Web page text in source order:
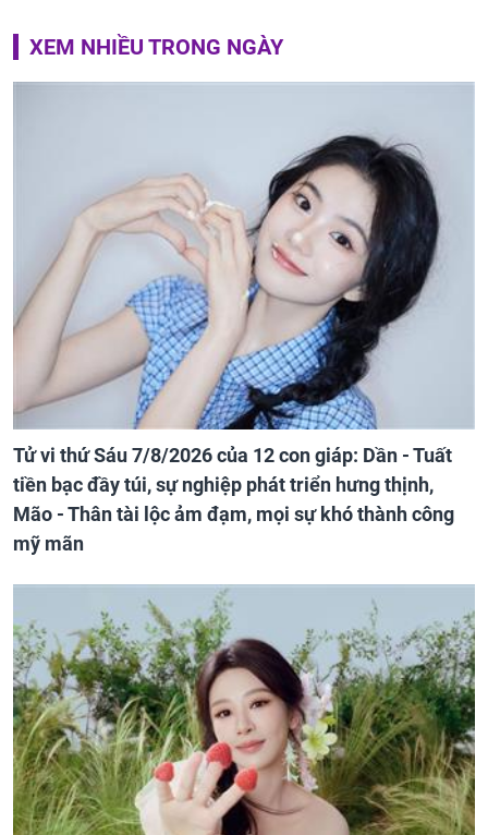
XEM NHIỀU TRONG NGÀY
Tử vi thứ Sáu 7/8/2026 của 12 con giáp: Dần - Tuất
tiền bạc đầy túi, sự nghiệp phát triển hưng thịnh,
Mão - Thân tài lộc ảm đạm, mọi sự khó thành công
mỹ mãn